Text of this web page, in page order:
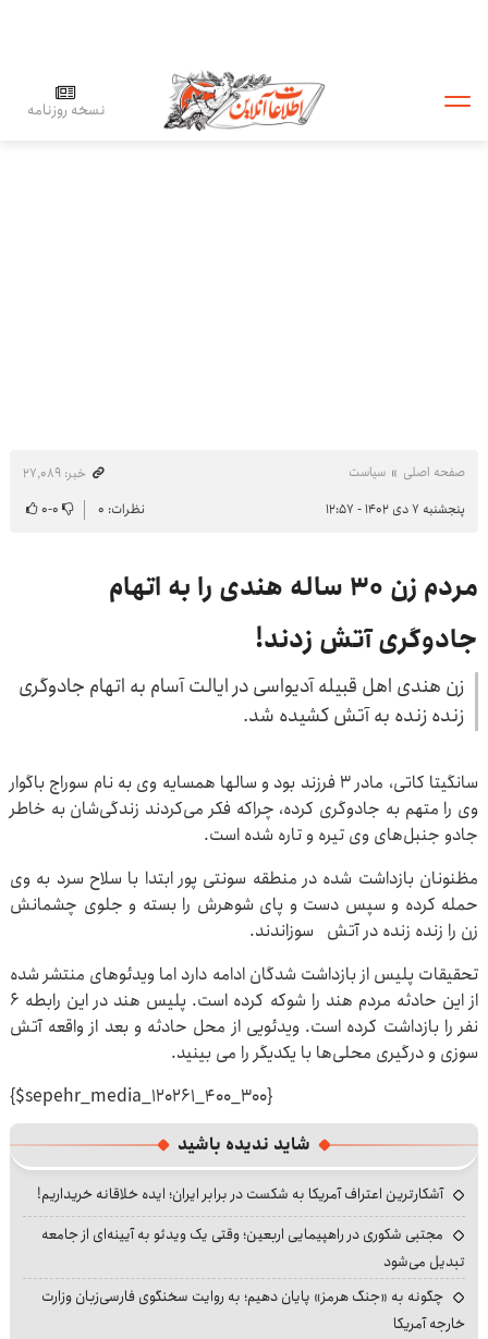
نسخه روزنامه
صفحه اصلی سیاست
خبر: ۲۷٬۰۸۹
پنجشنبه ۷ دی ۱۴۰۲ - ۱۲:۵۷
نظرات: ۰ ۰-۰
مردم زن ۳۰ ساله هندی را به اتهام
جادوگری آتش زدند!
زن هندی اهل قبیله آدیواسی در ایالت آسام به اتهام جادوگری
زنده زنده به آتش کشیده شد.
سانگیتا کاتی، مادر ۳ فرزند بود و سالها همسایه وی به نام سوراج باگوار
وی را متهم به جادوگری کرده، چراکه فکر می‌کردند زندگی‌شان به خاطر
جادو جنبل‌های وی تیره و تاره شده است.
مظنونان بازداشت شده در منطقه سونتی پور ابتدا با سلاح سرد به وی
حمله کرده و سپس دست و پای شوهرش را بسته و جلوی چشمانش
زن را زنده زنده در آتش سوزاندند.
تحقیقات پلیس از بازداشت شدگان ادامه دارد اما ویدئوهای منتشر شده
از این حادثه مردم هند را شوکه کرده است. پلیس هند در این رابطه ۶
نفر را بازداشت کرده است. ویدئویی از محل حادثه و بعد از واقعه آتش
سوزی و درگیری محلی‌ها با یکدیگر را می بینید.
{$sepehr_media_120261_400_300}
شاید ندیده باشید
آشکارترین اعتراف آمریکا به شکست در برابر ایران؛ ایده خلاقانه خریداریم!
مجتبی شکوری در راهپیمایی اربعین؛ وقتی یک ویدئو به آیینه‌ای از جامعه
تبدیل می‌شود
چگونه به «جنگ هرمز» پایان دهیم؛ به روایت سخنگوی فارسی‌زبان وزارت
خارجه آمریکا